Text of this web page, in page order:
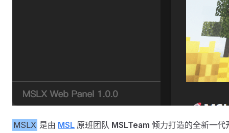
MSLX 是由 MSL 原班团队 MSLTeam 倾力打造的全新一代